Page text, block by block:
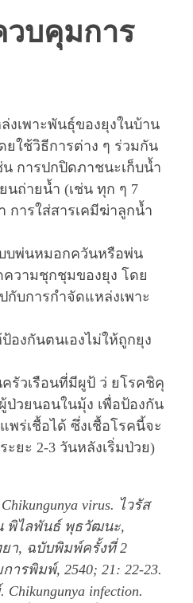
วบคุมการ
งเพาะพันธุ์ของยุงในบ้าน
ใช้วิธีการต่าง ๆ ร่วมกัน
การปกปิดภาชนะเก็บนํ้า
ถ่ายนํ้า (เช่น ทุก ๆ 7
การใส่สารเคมีฆ่าลูกนํ้า
บพ่นหมอกควันหรือพ่น
ความชุกชุมของยุง โดย
กับการกำจัดแหล่งเพาะ
องกันตนเองไม่ให้ถูกยุง
รัวเรือนที่มีผูป้ ว่ ยโรคชิคุ
ป่วยนอนในมุ้ง เพื่อป้องกัน
พร่เชื้อได้ ซึ่งเชื้อโรคนี้จะ
ยะ 2-3 วันหลังเริ่มป่วย)
virus. ไวรัส
พิไลพันธ์ พุธวัฒนะ,
า, ฉบับพิมพ์ครั้งที่ 2
ารพิมพ์, 2540; 21: 22-23.
infection.